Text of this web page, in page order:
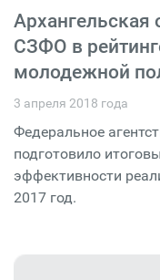
Архангельская
СЗФО в
молодежной
3 апреля 2018 года
Федеральное
подготовило
эффективности
2017 год.